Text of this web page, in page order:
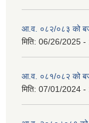
आ.व. ०८२/०८३ को
मिति: 06/26/2025 -
आ.व. ०८१/०८२ को
मिति: 07/01/2024 -